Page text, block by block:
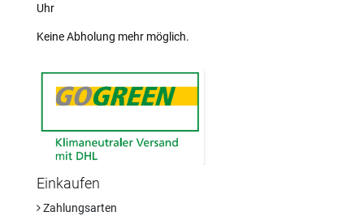
Uhr
Keine Abholung mehr möglich.
Einkaufen
Zahlungsarten